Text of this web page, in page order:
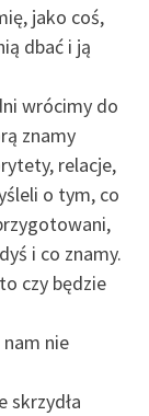
jako coś,
dbać i ją
wrócimy do
znamy
relacje,
o tym, co
i co znamy.
czy będzie
nie
skrzydła